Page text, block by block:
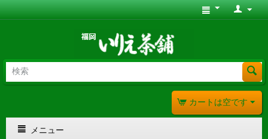
カートは空です
メニュー